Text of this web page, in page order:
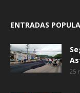
ENTRADAS
25